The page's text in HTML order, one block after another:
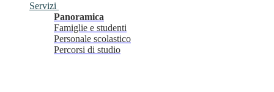
Servizi
Panoramica
Famiglie e studenti
Personale scolastico
Percorsi di studio